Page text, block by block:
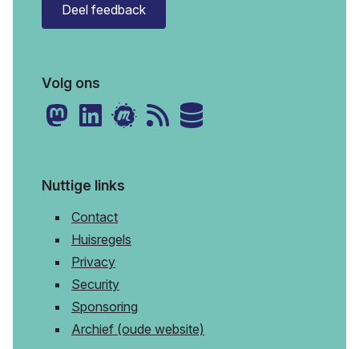
Deel feedback
Volg ons
Nuttige links
Contact
Huisregels
Privacy
Security
Sponsoring
Archief (oude website)